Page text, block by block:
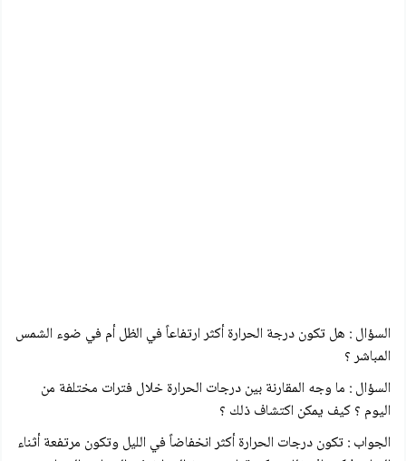
السؤال : هل تكون درجة الحرارة أكثر ارتفاعاً في الظل أم في ضوء الشمس
المباشر ؟
السؤال : ما وجه المقارنة بين درجات الحرارة خلال فترات مختلفة من
اليوم ؟ كيف يمكن اكتشاف ذلك ؟
الجواب : تكون درجات الحرارة أكثر انخفاضاً في الليل وتكون مرتفعة أثناء